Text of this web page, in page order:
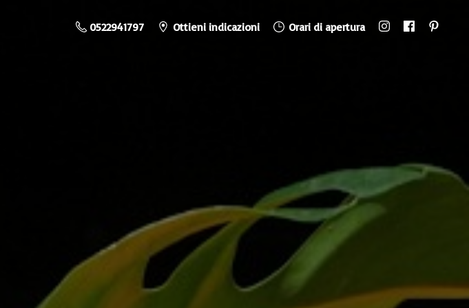
0522941797 Ottieni indicazioni Orari di apertura